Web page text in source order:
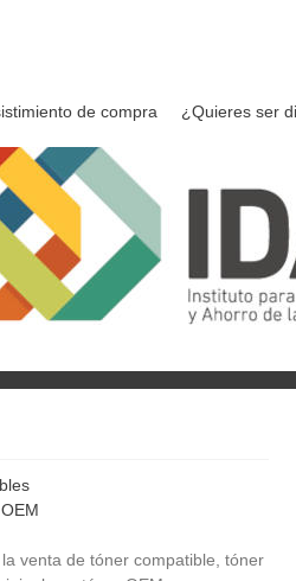
de compra ¿Quieres ser
venta de tóner compatible, tóner